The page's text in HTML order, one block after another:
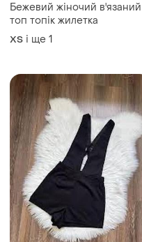
Бежевий жіночий в'язаний
топ топік жилетка
ХS і ще 1